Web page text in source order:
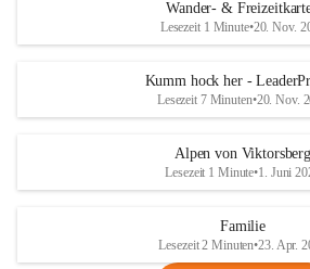
Wander- &
Lesezeit 1 Minute•20. Nov.
Kumm hock her -
Lesezeit 7 Minuten•20. Nov.
Alpen von Viktorsberg
Lesezeit 1 Minute•1. Juni
Familie
Lesezeit 2 Minuten•23. Apr.